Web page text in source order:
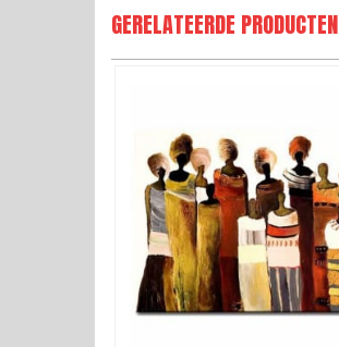
GERELATEERDE PRODUCTEN